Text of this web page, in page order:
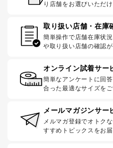
り店舗をお選びいただけ
取り扱い店舗・在庫
簡単操作で店舗在庫状
や取り扱い店舗の確認が
オンライン試着サー
簡単なアンケートに回
合った最適なサイズをご
メールマガジンサー
メルマガ登録でオトク
すすめトピックスをお届